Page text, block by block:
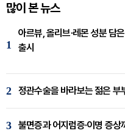
많이 본 뉴스
1
아르뷰, 올리브·레몬 성분 담
출시
2 정관수술을 바라보는 젊은
3